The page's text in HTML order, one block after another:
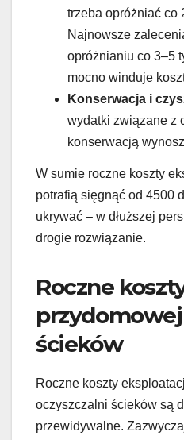
trzeba opróżniać co
Najnowsze
opróżnianiu co 3–5
mocno winduje
Konserwacja i
wydatki związane z
konserwacją
W sumie roczne koszty
potrafią sięgnąć od 4500
ukrywać – w dłuższej
drogie rozwiązanie.
Roczne
ścieków
Roczne koszty
oczyszczalni ścieków są
przewidywalne.